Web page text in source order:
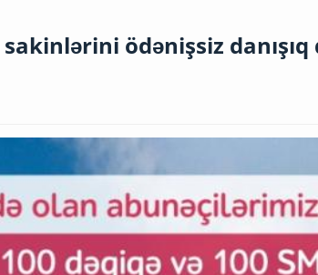
ödənişsiz danışıq